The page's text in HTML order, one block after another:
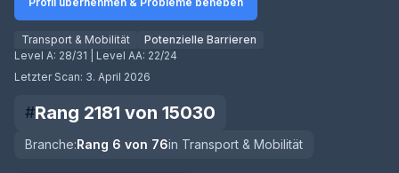
Transport & Mobilität
Potenzielle Barrieren
Level A: 28/31 | Level AA: 22/24
Letzter Scan: 3. April 2026
#Rang 2181 von 15030
Branche:Rang 6 von 76in Transport & Mobilität